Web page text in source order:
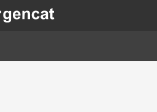
Vés
al
en una nova finestra.